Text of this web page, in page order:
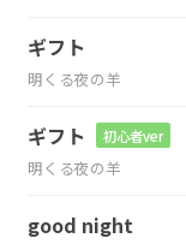
ギフト
明くる夜の羊
ギフト 初心者ver
明くる夜の羊
good night